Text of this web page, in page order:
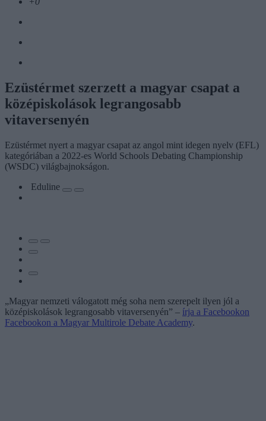
Ezüstérmet szerzett a magyar csapat a
középiskolások legrangosabb
vitaversenyén
Ezüstérmet nyert a magyar csapat az angol mint idegen nyelv (EFL)
kategóriában a 2022-es World Schools Debating Championship
(WSDC) világbajnokságon.
Eduline
„Magyar nemzeti válogatott még soha nem szerepelt ilyen jól a
középiskolások legrangosabb vitaversenyén” – írja a Facebookon
Facebookon a Magyar Multirole Debate Academy.